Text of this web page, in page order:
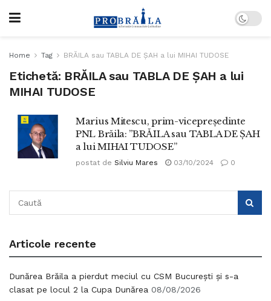
Home Tag BRĂILA sau TABLA DE ȘAH a lui MIHAI TUDOSE
Etichetă: BRĂILA sau TABLA DE ȘAH a lui
MIHAI TUDOSE
Marius Mitescu, prim-vicepreședinte
PNL Brăila: ”BRĂILA sau TABLA DE ȘAH
a lui MIHAI TUDOSE”
postat de Silviu Mares 03/10/2024 0
Articole recente
Dunărea Brăila a pierdut meciul cu CSM București și s-a
clasat pe locul 2 la Cupa Dunărea 08/08/2026